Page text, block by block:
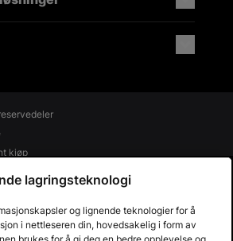
kjøp
lagringsteknologi
og lignende teknologier for å
i nettleseren din, hovedsakelig i form av